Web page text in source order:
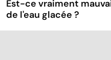
Est-ce vraiment
de l'eau glacée ?